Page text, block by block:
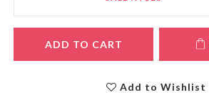
ADD TO CART
Add to Wishlist